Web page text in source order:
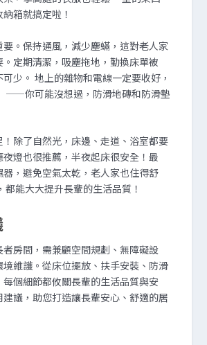
箱就搞定啦！
。保持通風，減少塵蟎，這對老人家
定期清潔，吸塵拖地，勤換床單被
少。 地上的雜物和電線一定要收好，
——你可能沒想過，防滑地磚和防滑墊
除了自然光，床邊、走道、浴室都要
燈也很推薦，半夜起床很安全！最
，避免空氣太乾，老人家也住得舒
都能大大提升長輩的生活品質！
房間，需兼顧空間規劃、無障礙設
維護。從床位擺放、扶手安裝、防滑
個細節都攸關長輩的生活品質與安
議，助您打造讓長輩安心、舒適的居